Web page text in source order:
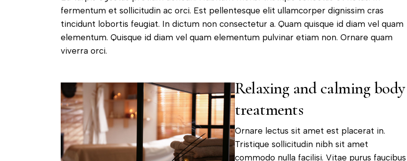
fermentum et sollicitudin ac orci. Est pellentesque elit ullamcorper dignissim cras
tincidunt lobortis feugiat. In dictum non consectetur a. Quam quisque id diam vel quam
elementum. Quisque id diam vel quam elementum pulvinar etiam non. Ornare quam
viverra orci.
Relaxing and calming body
treatments
Ornare lectus sit amet est placerat in.
Tristique sollicitudin nibh sit amet
commodo nulla facilisi. Vitae purus faucibus